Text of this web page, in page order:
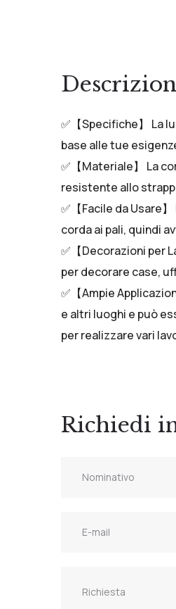
✅【Specifiche】 La
base alle tue
✅【Materiale】 La
resistente allo
✅【Facile da Usare
corda ai pali, quindi
✅【Decorazioni per
per decorare case,
✅【Ampie
e altri luoghi e può
per realizzare vari
Richiedi